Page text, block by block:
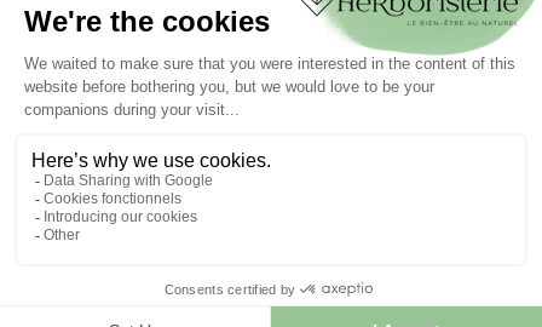
Authentication
Create your account
INFORMATION
Contact us
Our herb shop